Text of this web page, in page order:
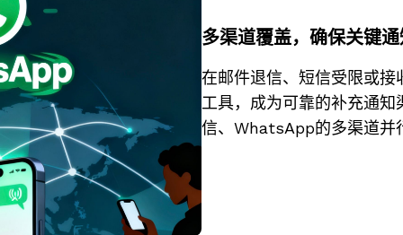
多渠道覆盖，确保关键
在邮件退信、短信受限或
工具，成为可靠的补充通
信、WhatsApp的多渠道并